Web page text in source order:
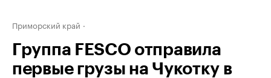
Приморский край
Группа FESCO отправила
первые грузы на Чукотку в